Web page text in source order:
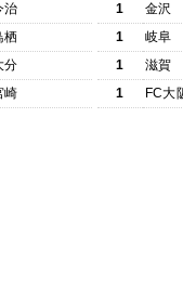
治
栖
分
崎
1
金沢
1
岐阜
1
滋賀
1
FC大